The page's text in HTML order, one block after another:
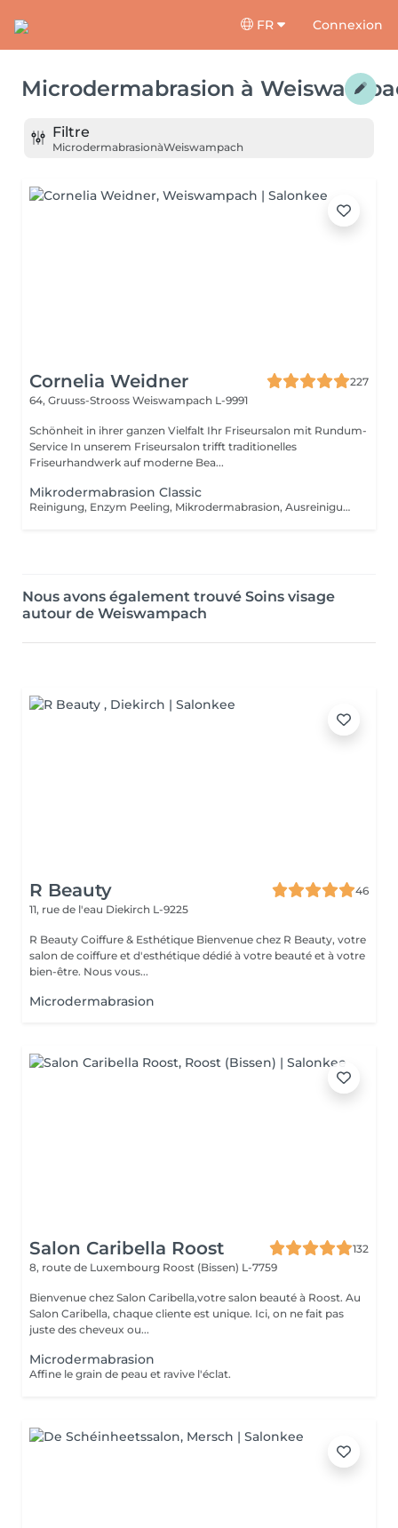
FR Connexion
Microdermabrasion à
Filtre
MicrodermabrasionàWeiswampach
Cornelia Weidner
227
64, Gruuss-Strooss Weiswampach L-9991
Schönheit in ihrer ganzen Vielfalt Ihr Friseursalon mit Rundum-
Service In unserem Friseursalon trifft traditionelles
Friseurhandwerk auf moderne Bea...
Mikrodermabrasion Classic
Reinigung, Enzym Peeling, Mikrodermabrasion, Ausreinigung, Ampulle, Maske, Massage, Abschlusspflege.
Nous avons également trouvé Soins visage
autour de Weiswampach
R Beauty
46
11, rue de l'eau Diekirch L-9225
R Beauty Coiffure & Esthétique Bienvenue chez R Beauty, votre
salon de coiffure et d'esthétique dédié à votre beauté et à votre
bien-être. Nous vous...
Microdermabrasion
Salon Caribella Roost
132
8, route de Luxembourg Roost (Bissen) L-7759
Bienvenue chez Salon Caribella,votre salon beauté à Roost. Au
Salon Caribella, chaque cliente est unique. Ici, on ne fait pas
juste des cheveux ou...
Microdermabrasion
Affine le grain de peau et ravive l'éclat.